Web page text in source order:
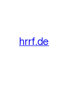
hrrf.de